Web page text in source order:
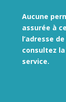
Aucune
assurée à
l’adresse
consultez
service.